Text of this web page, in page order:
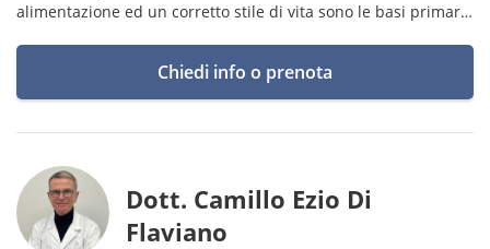
alimentazione ed un corretto stile di vita sono le basi primarie
Chiedi info o prenota
Dott. Camillo Ezio Di
Flaviano